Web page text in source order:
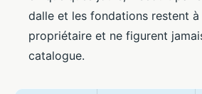
dalle et les fondations restent à
propriétaire et ne figurent
catalogue.